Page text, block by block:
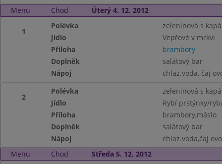
Menu
Chod Úterý 4. 12. 2012
1
Polévka
zeleninová s
Jídlo
Vepřové v mrkvi
Příloha
brambory
Doplněk
salátový bar
Nápoj
chlaz.voda, čaj
2
Polévka
zeleninová s
Jídlo
Rybí prstýnky/
Příloha
brambory,máslo
Doplněk
salátový bar
Nápoj
chlaz.voda,čaj
Menu
Chod Středa 5. 12. 2012